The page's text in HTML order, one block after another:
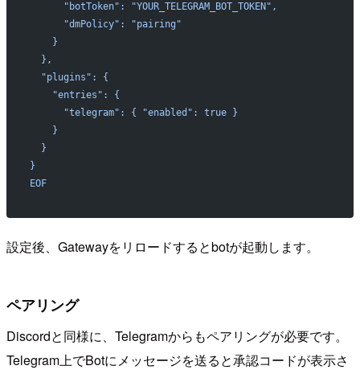
      "botToken": "YOUR_TELEGRAM_BOT_TOKEN",
      "dmPolicy": "pairing"
    }
  },
  "plugins": {
    "entries": {
      "telegram": { "enabled": true }
    }
  }
}
EOF
設定後、Gatewayをリロードするとbotが起動します。
ペアリング
Discordと同様に、Telegramからもペアリングが必要です。
Telegram上でBotにメッセージを送ると承認コードが表示さ